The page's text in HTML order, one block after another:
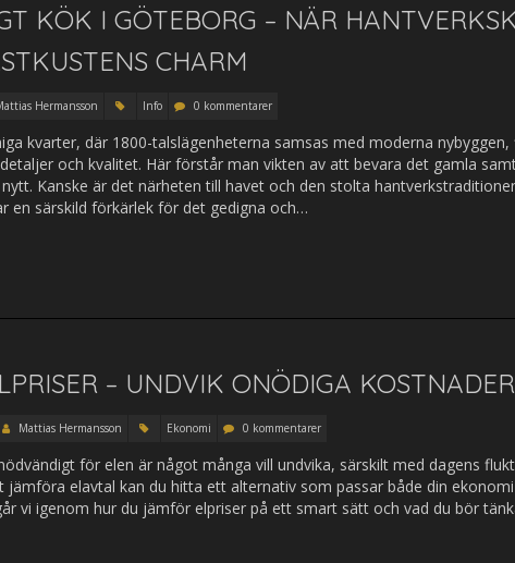
KÖK I GÖTEBORG – NÄR
CHARM
Hermansson Info 0 kommentarer
kvarter, där 1800-talslägenheterna samsas med moderna nybyggen,
och kvalitet. Här förstår man vikten av att bevara det gamla
Kanske är det närheten till havet och den stolta
en särskild förkärlek för det gedigna och…
– UNDVIK ONÖDIGA KOSTNADER
Mattias Hermansson Ekonomi 0 kommentarer
för elen är något många vill undvika, särskilt med dagens
jämföra elavtal kan du hitta ett alternativ som passar både din
vi igenom hur du jämför elpriser på ett smart sätt och vad du bör